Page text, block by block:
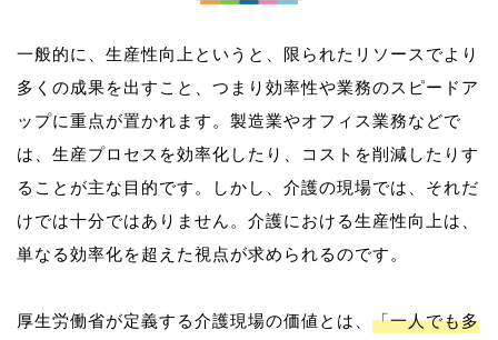
一般的に、生産性向上というと、限られたリソースでより
多くの成果を出すこと、つまり効率性や業務のスピードア
ップに重点が置かれます。製造業やオフィス業務などで
は、生産プロセスを効率化したり、コストを削減したりす
ることが主な目的です。しかし、介護の現場では、それだ
けでは十分ではありません。介護における生産性向上は、
単なる効率化を超えた視点が求められるのです。
厚生労働省が定義する介護現場の価値とは、 「一人でも多